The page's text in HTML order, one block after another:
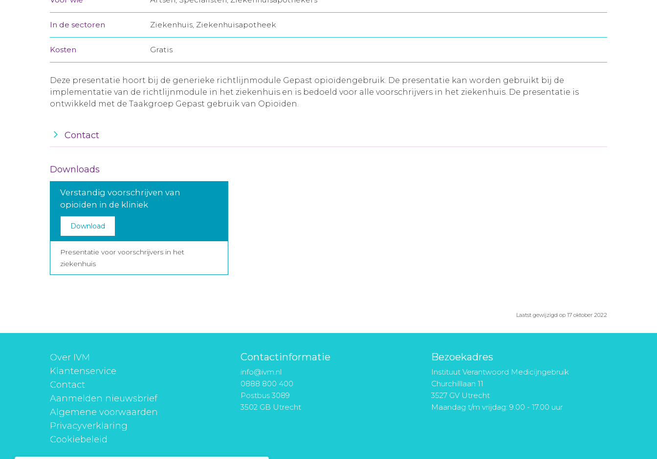
In de sectoren Ziekenhuis, Ziekenhuisapotheek
Kosten Gratis
Deze presentatie hoort bij de generieke richtlijnmodule Gepast opioïdengebruik. De presentatie kan worden gebruikt bij de
implementatie van de richtlijnmodule in het ziekenhuis en is bedoeld voor alle voorschrijvers in het ziekenhuis. De presentatie is
ontwikkeld met de Taakgroep Gepast gebruik van Opioïden.
Contact
Downloads
Verstandig voorschrijven van
opioïden in de kliniek
Download
Presentatie voor voorschrijvers in het
ziekenhuis
Laatst gewijzigd op 17 oktober 2022
Over IVM
Klantenservice
Contact
Aanmelden nieuwsbrief
Algemene voorwaarden
Privacyverklaring
Cookiebeleid
Contactinformatie
info@ivm.nl
0888 800 400
Postbus 3089
3502 GB Utrecht
Bezoekadres
Instituut Verantwoord Medicijngebruik
Churchilllaan 11
3527 GV Utrecht
Maandag t/m vrijdag: 9.00 - 17.00 uur